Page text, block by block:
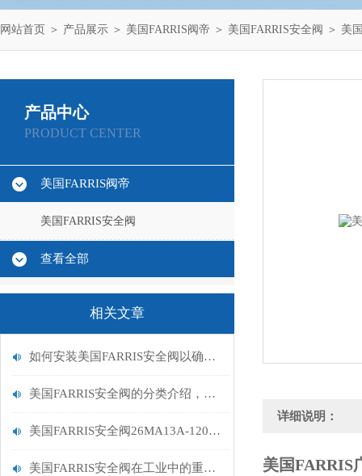
网站首页 ＞ 产品展示 ＞ 美国FARRIS阀帝 ＞ 美国FARRIS安全阀 ＞ 美
产品中心
PRODUCT CENTER
美国FARRIS阀帝
美国FARRIS安全阀
查看全部
相关文章
如何安装美国FARRIS安全阀以确保其正常运行？
美国FARRIS安全阀的分类介绍，看看有没有你适用的？
美国FARRIS安全阀26MA13A-120闪电发货
美国FARRIS安全阀在工业中的重要性
详细说明：
美国FARRIS